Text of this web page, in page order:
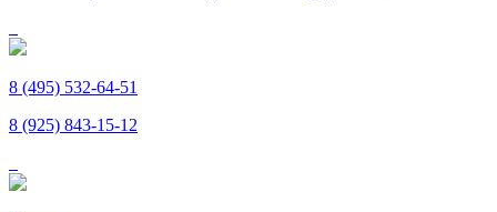
8 (495) 532-64-51
8 (925) 843-15-12